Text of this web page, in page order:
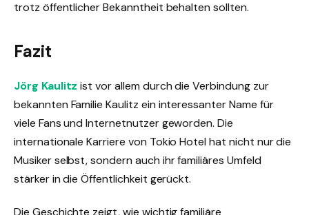
trotz öffentlicher Bekanntheit behalten sollten.
Fazit
Jörg Kaulitz ist vor allem durch die Verbindung zur
bekannten Familie Kaulitz ein interessanter Name für
viele Fans und Internetnutzer geworden. Die
internationale Karriere von Tokio Hotel hat nicht nur die
Musiker selbst, sondern auch ihr familiäres Umfeld
stärker in die Öffentlichkeit gerückt.
Die Geschichte zeigt, wie wichtig familiäre